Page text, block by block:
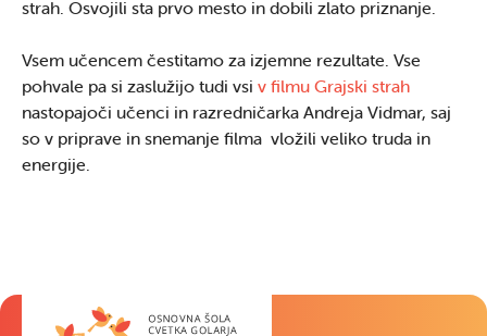
strah. Osvojili sta prvo mesto in dobili zlato priznanje.
Vsem učencem čestitamo za izjemne rezultate. Vse
pohvale pa si zaslužijo tudi vsi v filmu Grajski strah
nastopajoči učenci in razredničarka Andreja Vidmar, saj
so v priprave in snemanje filma vložili veliko truda in
energije.